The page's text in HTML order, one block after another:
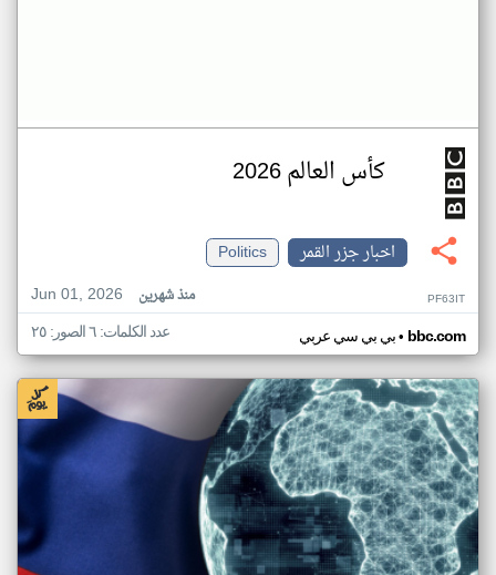
كأس العالم 2026
اخبار جزر القمر
Politics
Jun 01, 2026
منذ شهرين PF63IT
بي بي سي عربي• bbc.com عدد الكلمات: ٦ الصور: ٢٥